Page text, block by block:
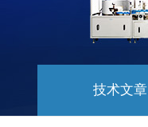
技术文章